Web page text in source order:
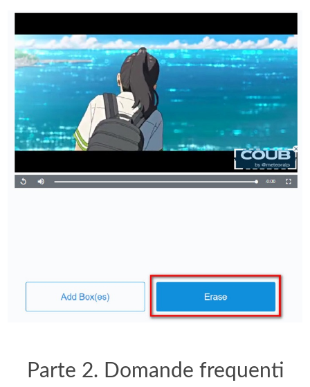
Parte 2. Domande frequenti